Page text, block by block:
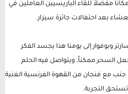
مفضلاً للقاء الباريسيين العاملين في
بعد احتفالات جائزة سيزار.
وبوفوار إلى يومنا هذا يجسد الفكر
السحر ممكناً, ويتواصل فيه الحلم
جنب مع فنجان من القهوة الفرنسية الغنية
التجربة.